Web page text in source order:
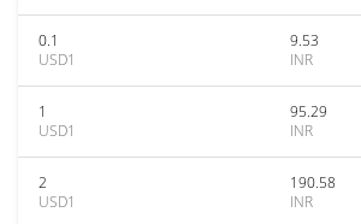
0.1
USD1
9.53
INR
1
USD1
95.29
INR
2
USD1
190.58
INR